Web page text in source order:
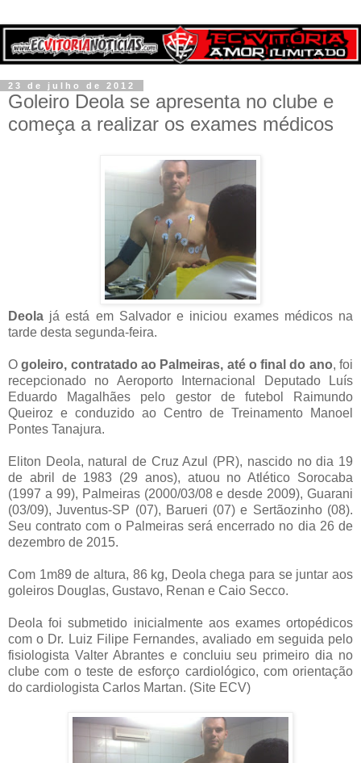
23 de julho de 2012
Goleiro Deola se apresenta no clube e
começa a realizar os exames médicos
Deola já está em Salvador e iniciou exames médicos na
tarde desta segunda-feira.
Ogoleiro, contratado ao Palmeiras, até o final do ano, foi
recepcionado no Aeroporto Internacional Deputado Luís
Eduardo Magalhães pelo gestor de futebol Raimundo
Queiroz e conduzido ao Centro de Treinamento Manoel
Pontes Tanajura.
Eliton Deola, natural de Cruz Azul (PR), nascido no dia 19
de abril de 1983 (29 anos), atuou no Atlético Sorocaba
(1997 a 99), Palmeiras (2000/03/08 e desde 2009), Guarani
(03/09), Juventus-SP (07), Barueri (07) e Sertãozinho (08).
Seu contrato com o Palmeiras será encerrado no dia 26 de
dezembro de 2015.
Com 1m89 de altura, 86 kg, Deola chega para se juntar aos
goleiros Douglas, Gustavo, Renan e Caio Secco.
Deola foi submetido inicialmente aos exames ortopédicos
com o Dr. Luiz Filipe Fernandes, avaliado em seguida pelo
fisiologista Valter Abrantes e concluiu seu primeiro dia no
clube com o teste de esforço cardiológico, com orientação
do cardiologista Carlos Martan. (Site ECV)